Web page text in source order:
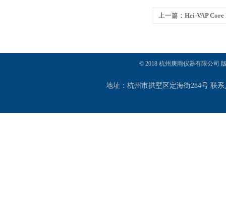
上一篇： Hei-VAP
© 2018 杭州庚雨仪器有限公司
地址：杭州市拱墅区定海街284号 联